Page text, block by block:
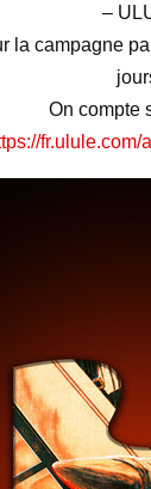
–
la campagne
On compte